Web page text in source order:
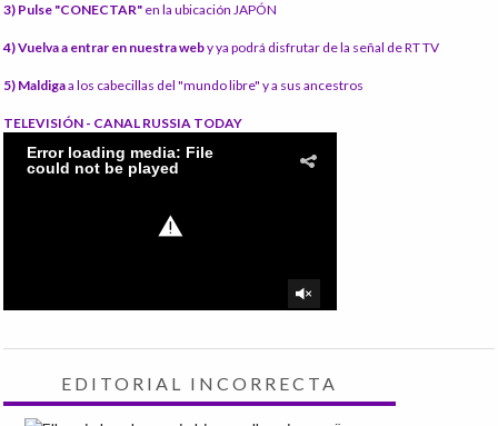
3) Pulse "CONECTAR" en la ubicación JAPÓN
4) Vuelva a entrar en nuestra weby ya podrá disfrutar de la señal de RT TV
5) Maldigaa los cabecillas del "mundo libre" y a sus ancestros
TELEVISIÓN - CANAL RUSSIA TODAY
EDITORIAL INCORRECTA